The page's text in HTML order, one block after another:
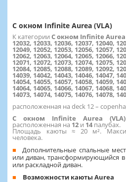
С окном Infinite Aurea (VLA)
К категории С окном Infinite Aurea
12032, 12033, 12036, 12037, 12040,
12049, 12052, 12053, 12056, 12057,
12062, 12063, 12064, 12065, 12066,
12071, 12072, 12073, 12074, 12075,
12084, 12085, 12088, 12089, 12092,
14039, 14042, 14043, 14046, 14047,
14054, 14055, 14057, 14058, 14059,
14064, 14065, 14066, 14067, 14068,
14073, 14074, 14075, 14076, 14078,
расположенная на deck 12 –
С окном Infinite Aurea
расположенная на 12 и 14палубах.
Площадь каюты ≈ 20 м².
человека.
Дополнительные спальные
или диван, трансформирующийся
или раскладной диван.
Возможности каюты Aurea